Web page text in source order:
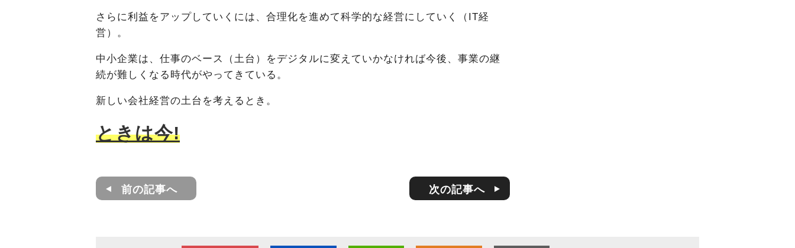
さらに利益をアップしていくには、合理化を進めて科学的な経営にしていく（IT経
営）。
中小企業は、仕事のベース（土台）をデジタルに変えていかなければ今後、事業の継
続が難しくなる時代がやってきている。
新しい会社経営の土台を考えるとき。
ときは今!
前の記事へ 次の記事へ